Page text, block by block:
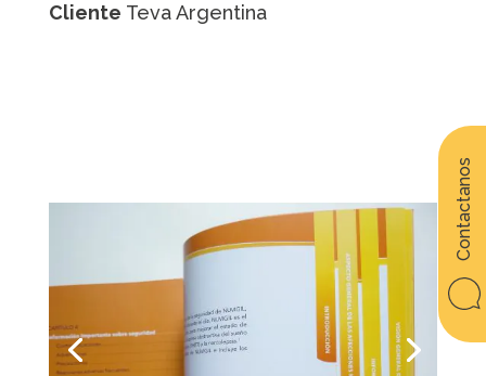
Contactanos
Cliente Teva Argentina